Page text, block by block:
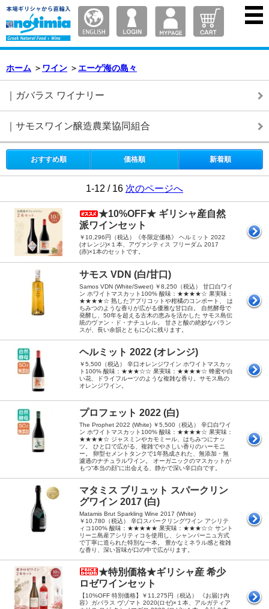
ホーム ＞ ワイン ＞ エーゲ海の島々
｜ガバラス ワイナリー
｜サモスワイン醸造農業協同組合
おすすめ順 価格順 新着順
1-12 / 16 次のページへ
★10%OFF★ ギリシャ産自然
派ワインセット
￥10,296円（税込）《冬限定価格》 ヘルミット 2022
(オレンジ)×１本、アヴァンティス フリーダム 2017
(赤)×1本のセットです。
サモス VDN (白/甘口)
Samos VDN (White/Sweet) ￥8,250（税込） 甘口白ワイ
ン ホワイトマスカット100% 酸味：★★★★☆ 果実味：
★★★★☆ 熟したアプリコットや柑橘のコンポート、 は
ちみつのような香りが広がる優雅な甘口白。 自然酵母で
発酵し、50年を超える古木の恵みを活かした サモス島伝
統のヴァン・ド・ナチュレル。 甘さと酸の絶妙なバラン
スが、長い余韻とともに心に残ります。
ヘルミット 2022 (オレンジ)
￥5,500（税込） 辛口オレンジワイン ホワイトマスカッ
ト100% 酸味：★★★☆☆ 果実味：★★★★☆ 蜂蜜や白
い花、ドライフルーツのような複雑な香り。サモス島の
オレンジワイン。
プロフェット 2022 (白)
The Prophet 2022 (White) ￥5,500（税込） 辛口白ワイ
ン ホワイトマスカット100% 酸味：★★★★☆ 果実味：
★★★★☆ ジャスミンやカモミール、はちみつにナッ
ツ。 ひと口で広がる、複雑でやさしい香りのハーモニ
ー。 卵型セメントタンクで1年熟成された、無添加・無
濾過のナチュラルワイン。 オーガニックのマスカットが
もつ“本当の顔”に出会える、静かで深い辛口白です。
マタミス ブリュット スパークリン
グワイン 2017 (白)
Matamis Brut Sparkling Wine 2017 (White)
￥10,780（税込） 辛口スパークリングワイン アシリテ
ィコ100% 酸味：★★★★★ 果実味：★★★☆☆ サント
リーニ島産アシリティコを使用し、シャンパーニュ方式
で丁寧に造られた特別な一本。 豊かなミネラル感と複雑
な香り、深い旨味が口の中で広がります。
★特別価格★ギリシャ産 希少
ロゼワインセット
【10%OFF 特別価格】￥11,275円（税込） 《お届け内
容》ガバラス ヴゾマト 2020(ロゼ)×１本、アルガティア